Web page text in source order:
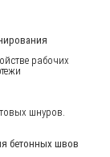
рабочих
шнуров.
бетонных швов